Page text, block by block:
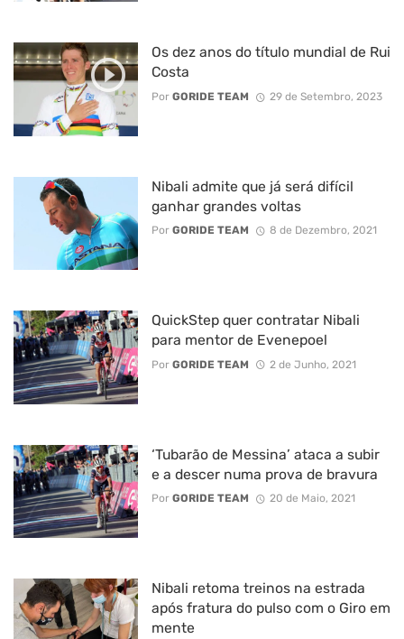
Os dez anos do título mundial de Rui
Costa
Por GORIDE TEAM 29 de Setembro, 2023
Nibali admite que já será difícil
ganhar grandes voltas
Por GORIDE TEAM 8 de Dezembro, 2021
QuickStep quer contratar Nibali
para mentor de Evenepoel
Por GORIDE TEAM 2 de Junho, 2021
‘Tubarão de Messina’ ataca a subir
e a descer numa prova de bravura
Por GORIDE TEAM 20 de Maio, 2021
Nibali retoma treinos na estrada
após fratura do pulso com o Giro em
mente